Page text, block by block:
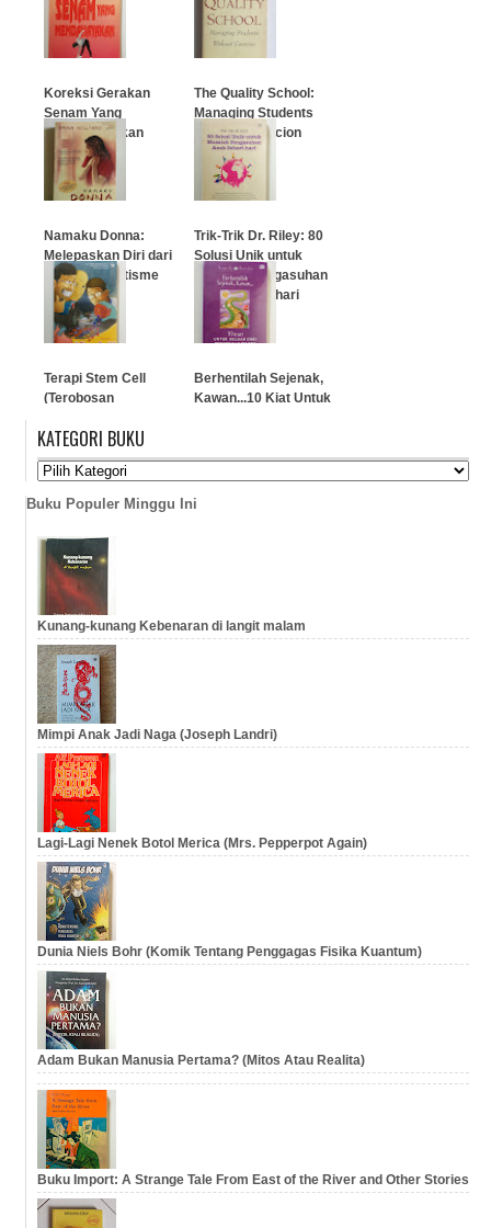
…
Koreksi Gerakan
Senam Yang
Membahayakan
The Quality School:
Managing Students
Without Coercion
Namaku Donna:
Melepaskan Diri dari
Belenggu Autisme
…
Trik-Trik Dr. Riley: 80
Solusi Unik untuk
Masalah Pengasuhan
Anak Sehari-hari
Terapi Stem Cell
(Terobosan
Untuk Penderita
Gagal Jantung)
…
Berhentilah Sejenak,
Kawan...10 Kiat Untuk
…
KATEGORI BUKU
Buku Populer Minggu Ini
Kunang-kunang Kebenaran di langit malam
Mimpi Anak Jadi Naga (Joseph Landri)
Lagi-Lagi Nenek Botol Merica (Mrs. Pepperpot Again)
Dunia Niels Bohr (Komik Tentang Penggagas Fisika Kuantum)
Adam Bukan Manusia Pertama? (Mitos Atau Realita)
Buku Import: A Strange Tale From East of the River and Other Stories